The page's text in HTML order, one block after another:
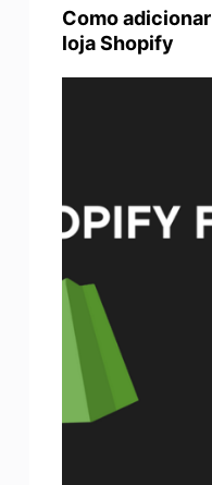
Como
loja Shopify